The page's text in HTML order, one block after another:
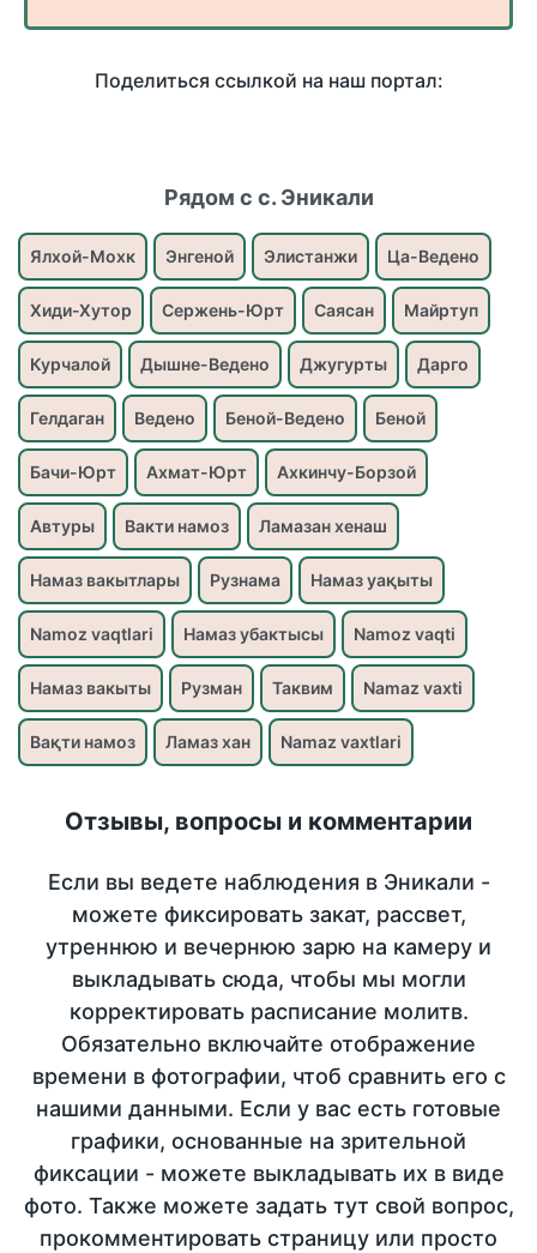
Поделиться ссылкой на наш портал:
Рядом с с. Эникали
Ялхой-Мохк Энгеной Элистанжи Ца-Ведено
Хиди-Хутор Сержень-Юрт Саясан Майртуп
Курчалой Дышне-Ведено Джугурты Дарго
Гелдаган Ведено Беной-Ведено Беной
Бачи-Юрт Ахмат-Юрт Ахкинчу-Борзой
Автуры Вакти намоз Ламазан хенаш
Намаз вакытлары Рузнама Намаз уақыты
Namoz vaqtlari Намаз убактысы Namoz vaqti
Намаз вакыты Рузман Таквим Namaz vaxti
Вақти намоз Ламаз хан Namaz vaxtlari
Отзывы, вопросы и комментарии
Если вы ведете наблюдения в Эникали -
можете фиксировать закат, рассвет,
утреннюю и вечернюю зарю на камеру и
выкладывать сюда, чтобы мы могли
корректировать расписание молитв.
Обязательно включайте отображение
времени в фотографии, чтоб сравнить его с
нашими данными. Если у вас есть готовые
графики, основанные на зрительной
фиксации - можете выкладывать их в виде
фото. Также можете задать тут свой вопрос,
прокомментировать страницу или просто